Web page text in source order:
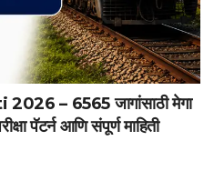
– 6565 जागांसाठी मेगा
पॅटर्न आणि संपूर्ण माहिती